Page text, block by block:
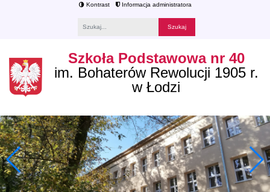
Kontrast Informacja administratora
Szkoła Podstawowa nr 40
im. Bohaterów Rewolucji 1905 r.
w Łodzi